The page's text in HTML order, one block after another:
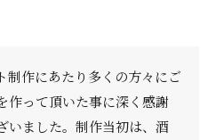
制作にあたり多くの方々にご
作って頂いた事に深く感謝
いました。制作当初は、酒